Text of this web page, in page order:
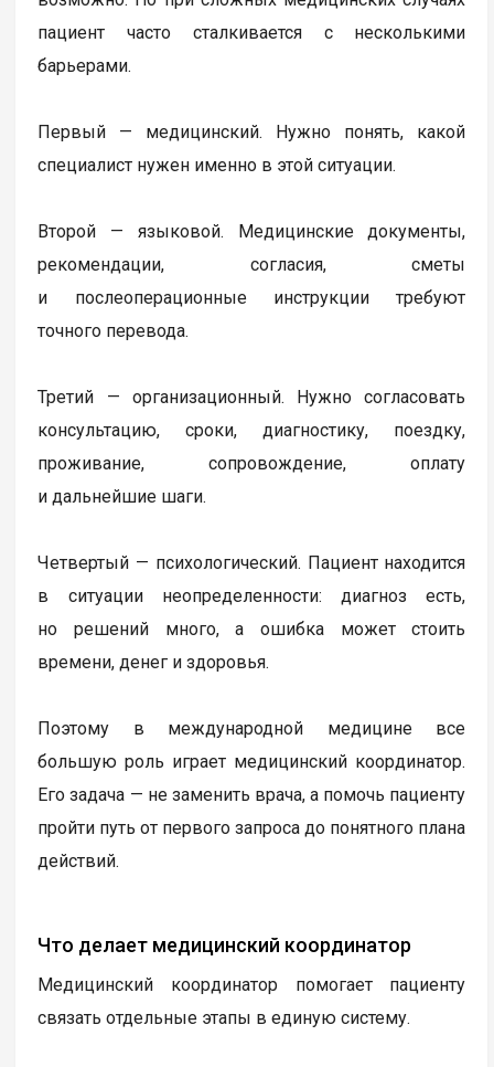
пациент часто сталкивается с несколькими
барьерами.
Первый — медицинский. Нужно понять, какой
специалист нужен именно в этой ситуации.
Второй — языковой. Медицинские документы,
рекомендации, согласия, сметы
и послеоперационные инструкции требуют
точного перевода.
Третий — организационный. Нужно согласовать
консультацию, сроки, диагностику, поездку,
проживание, сопровождение, оплату
и дальнейшие шаги.
Четвертый — психологический. Пациент находится
в ситуации неопределенности: диагноз есть,
но решений много, а ошибка может стоить
времени, денег и здоровья.
Поэтому в международной медицине все
большую роль играет медицинский координатор.
Его задача — не заменить врача, а помочь пациенту
пройти путь от первого запроса до понятного плана
действий.
Что делает медицинский координатор
Медицинский координатор помогает пациенту
связать отдельные этапы в единую систему.